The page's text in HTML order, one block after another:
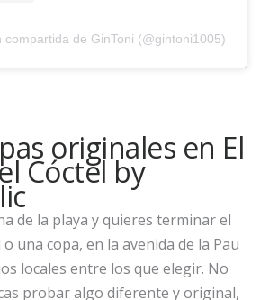
compartida de GinToni (@gintoni1005)
originales en El
Cóctel by
de la playa y quieres terminar el
una copa, en la avenida de la Pau
locales entre los que elegir. No
probar algo diferente y original,